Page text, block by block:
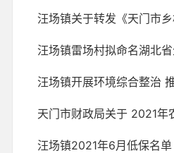
汪场镇2021年6月低保名单